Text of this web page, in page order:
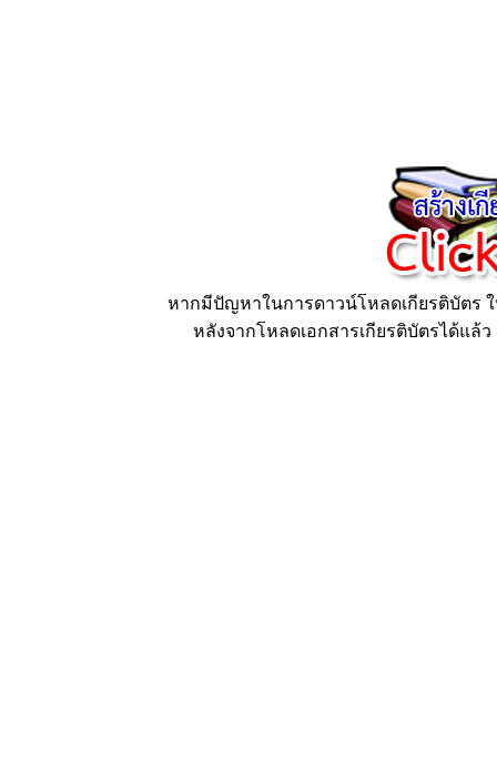
หากมีปัญหาในการดาวน์โหลดเกียรติบัตร
หลังจากโหลดเอกสารเกียรติบัตรได้แล้